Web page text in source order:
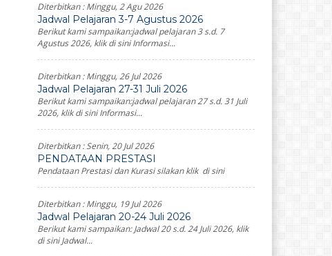
Diterbitkan :Minggu, 2 Agu 2026
Jadwal Pelajaran 3-7 Agustus 2026
Berikut kami sampaikan:jadwal pelajaran 3 s.d. 7
Agustus 2026, klik di sini Informasi...
Diterbitkan :Minggu, 26 Jul 2026
Jadwal Pelajaran 27-31 Juli 2026
Berikut kami sampaikan:jadwal pelajaran 27 s.d. 31 Juli
2026, klik di sini Informasi...
Diterbitkan :Senin, 20 Jul 2026
PENDATAAN PRESTASI
Pendataan Prestasi dan Kurasi silakan klik di sini
Diterbitkan :Minggu, 19 Jul 2026
Jadwal Pelajaran 20-24 Juli 2026
Berikut kami sampaikan: Jadwal 20 s.d. 24 Juli 2026, klik
di sini Jadwal...